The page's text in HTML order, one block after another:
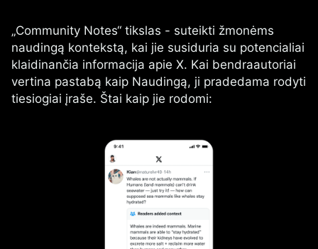
„Community Notes“ tikslas - suteikti žmonėms
naudingą kontekstą, kai jie susiduria su potencialiai
klaidinančia informacija apie X. Kai bendraautoriai
vertina pastabą kaip Naudingą, ji pradedama rodyti
tiesiogiai įraše. Štai kaip jie rodomi: